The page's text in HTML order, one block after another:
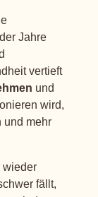
Jahre
vertieft
und
wird,
und mehr
wieder
fällt,